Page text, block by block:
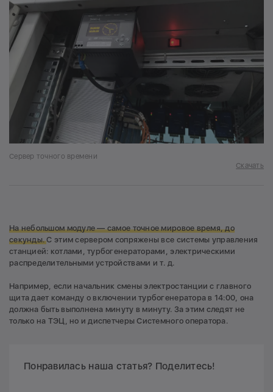
Сервер точного времени
Скачать
На небольшом модуле — самое точное мировое время, до
секунды.С этим сервером сопряжены все системы управления
станцией: котлами, турбогенераторами, электрическими
распределительными устройствами и т. д.
Например, если начальник смены электростанции с главного
щита дает команду о включении турбогенератора в 14:00, она
должна быть выполнена минуту в минуту. За этим следят не
только на ТЭЦ, но и диспетчеры Системного оператора.
Понравилась наша статья? Поделитесь!